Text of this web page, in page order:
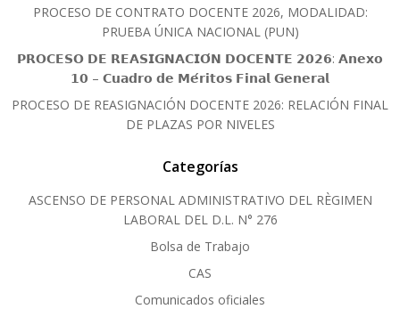
PROCESO DE CONTRATO DOCENTE 2026, MODALIDAD:
PRUEBA ÚNICA NACIONAL (PUN)
𝗣𝗥𝗢𝗖𝗘𝗦𝗢 𝗗𝗘 𝗥𝗘𝗔𝗦𝗜𝗚𝗡𝗔𝗖𝗜𝗢́𝗡 𝗗𝗢𝗖𝗘𝗡𝗧𝗘 𝟮𝟬𝟮𝟲: 𝗔𝗻𝗲𝘅𝗼
𝟭𝟬 – 𝗖𝘂𝗮𝗱𝗿𝗼 𝗱𝗲 𝗠𝗲́𝗿𝗶𝘁𝗼𝘀 𝗙𝗶𝗻𝗮𝗹 𝗚𝗲𝗻𝗲𝗿𝗮𝗹
PROCESO DE REASIGNACIÓN DOCENTE 2026: RELACIÓN FINAL
DE PLAZAS POR NIVELES
Categorías
ASCENSO DE PERSONAL ADMINISTRATIVO DEL RÈGIMEN
LABORAL DEL D.L. N° 276
Bolsa de Trabajo
CAS
Comunicados oficiales